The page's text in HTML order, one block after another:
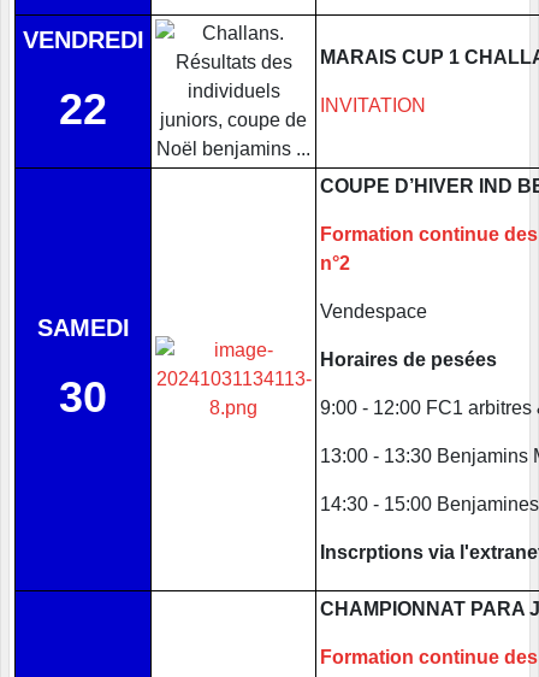
VENDREDI
22
MARAIS CUP 1
INVITATION
SAMEDI
30
COUPE D’HIVER IND
Formation continue
n°2
Vendespace
Horaires de pesées
9:00 - 12:00 FC1 arbitres
13:00 - 13:30 Benjamins
14:30 - 15:00
Inscrptions via
CHAMPIONNAT PARA
Formation continue